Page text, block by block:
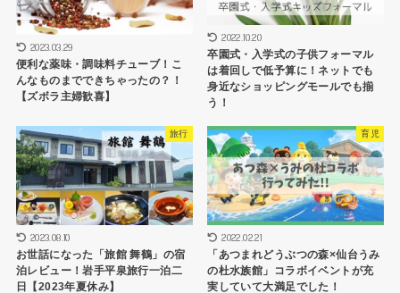
2023.03.29
便利な薬味・調味料チューブ！こ
んなものまでできちゃったの？！
【ズボラ主婦歓喜】
2022.10.20
卒園式・入学式の子供フォーマル
は着回しで低予算に！ネットでも
身近なショッピングモールでも揃
う！
旅行
2023.08.10
お世話になった「旅館 舞鶴」の宿
泊レビュー！岩手平泉旅行一泊二
日【2023年夏休み】
育児
2022.02.21
「あつまれどうぶつの森×仙台うみ
の杜水族館」コラボイベントが充
実していて大満足でした！